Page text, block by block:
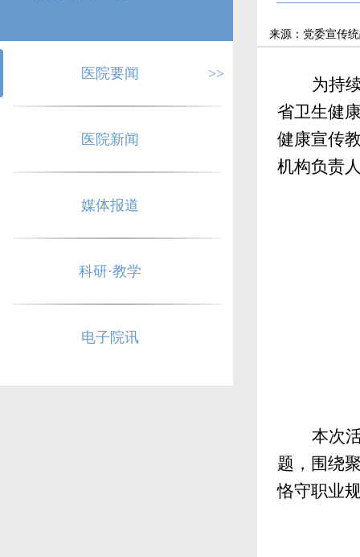
医院要闻 >>
医院新闻
媒体报道
科研·教学
电子院讯
来源：党委宣传
为持
省卫生健
健康宣传
机构负责
本次
题，围绕
恪守职业